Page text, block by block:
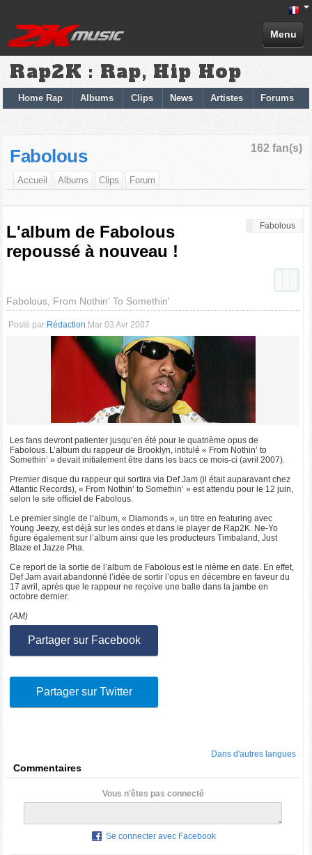
Menu
Rap2K : Rap, Hip Hop
Home Rap Albums Clips News Artistes Forums
162 fan(s)
Fabolous
Accueil Albums Clips Forum
Fabolous
L'album de Fabolous
repoussé à nouveau !
Fabolous, From Nothin' To Somethin'
Posté par Rédaction Mar 03 Avr 2007
Les fans devront patienter jusqu’en été pour le quatrième opus de
Fabolous. L’album du rappeur de Brooklyn, intitulé « From Nothin’ to
Somethin’ » devait initialement être dans les bacs ce mois-ci (avril 2007).
Premier disque du rappeur qui sortira via Def Jam (il était auparavant chez
Atlantic Records), « From Nothin’ to Somethin’ » est attendu pour le 12 juin,
selon le site officiel de Fabolous.
Le premier single de l’album, « Diamonds », un titre en featuring avec
Young Jeezy, est déjà sur les ondes et dans le player de Rap2K. Ne-Yo
figure également sur l’album ainsi que les producteurs Timbaland, Just
Blaze et Jazze Pha.
Ce report de la sortie de l’album de Fabolous est le nième en date. En effet,
Def Jam avait abandonné l’idée de sortir l’opus en décembre en faveur du
17 avril, après que le rappeur ne reçoive une balle dans la jambe en
octobre dernier.
(AM)
Partager sur Facebook
Partager sur Twitter
Dans d'autres langues
Commentaires
Vous n'êtes pas connecté
Se connecter avec Facebook